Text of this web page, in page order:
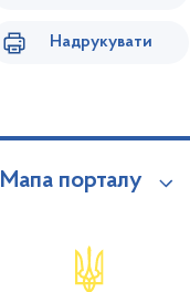
Надрукувати
Мапа порталу